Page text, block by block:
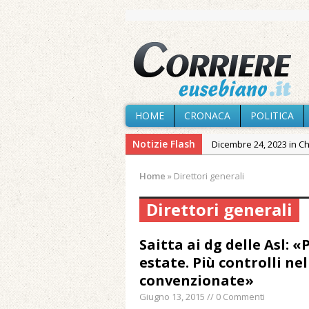
HOME CRONACA POLITICA
Notizie Flash Dicembre 24, 2023 in
Agosto 6, 2026 in
Agosto 6, 2026 in
Agosto 4, 2026 in
Agosto 3, 2026 in
Maggio 11, 2024 in
Home » Direttori generali
Direttori generali
Saitta ai dg delle Asl:
estate. Più controlli
convenzionate»
Giugno 13, 2015 // 0 Commenti